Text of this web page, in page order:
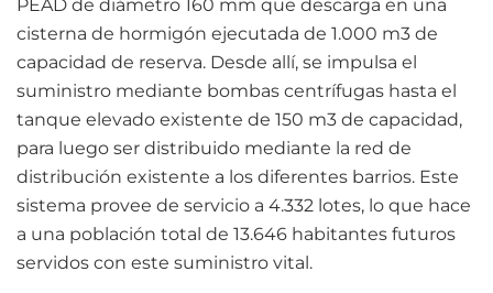
PEAD de diámetro 160 mm que descarga en una
cisterna de hormigón ejecutada de 1.000 m3 de
capacidad de reserva. Desde allí, se impulsa el
suministro mediante bombas centrífugas hasta el
tanque elevado existente de 150 m3 de capacidad,
para luego ser distribuido mediante la red de
distribución existente a los diferentes barrios. Este
sistema provee de servicio a 4.332 lotes, lo que hace
a una población total de 13.646 habitantes futuros
servidos con este suministro vital.